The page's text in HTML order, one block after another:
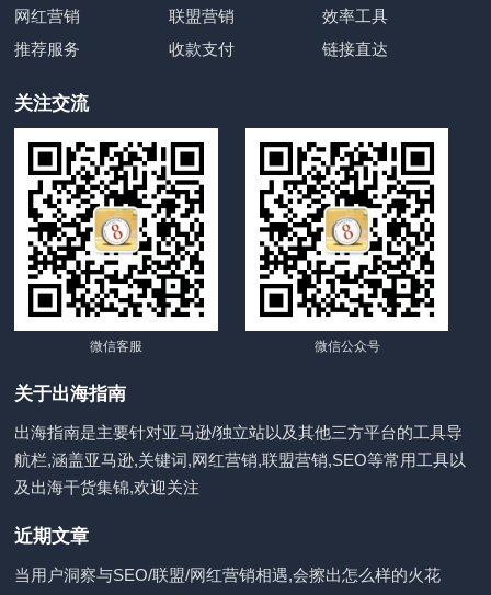
网红营销
联盟营销
效率工具
推荐服务
收款支付 链接直达
关注交流
微信客服 微信公众号
关于出海指南
出海指南是主要针对亚马逊/独立站以及其他三方平台的工具导
航栏,涵盖亚马逊,关键词,网红营销,联盟营销,SEO等常用工具以
及出海干货集锦,欢迎关注
近期文章
当用户洞察与SEO/联盟/网红营销相遇,会擦出怎么样的火花